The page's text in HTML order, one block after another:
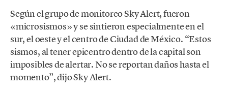
Según el grupo de monitoreo Sky Alert, fueron
«microsismos» y se sintieron especialmente en el
sur, el oeste y el centro de Ciudad de México. “Estos
sismos, al tener epicentro dentro de la capital son
imposibles de alertar. No se reportan daños hasta el
momento”, dijo Sky Alert.